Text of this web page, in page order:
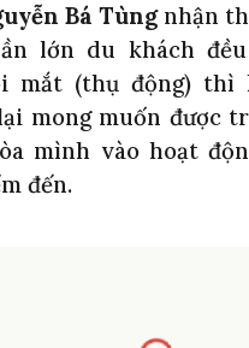
Bá Tùngnhận
lớn du khách
mắt (thụ động) thì
mong muốn được
mình vào hoạt
đến.